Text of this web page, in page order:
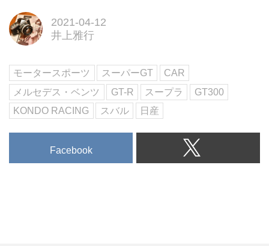
2021-04-12
井上雅行
モータースポーツ スーパーGT
CAR
メルセデス・ベンツ
GT-R スープラ
GT300
KONDO RACING
スバル 日産
Facebook